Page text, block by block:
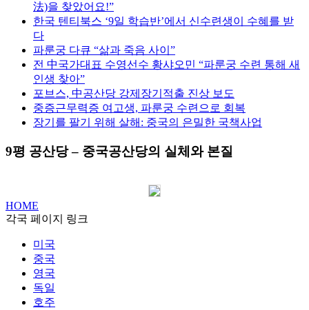
法)을 찾았어요!”
한국 텐티북스 ‘9일 학습반’에서 신수련생이 수혜를 받
다
파룬궁 다큐 “삶과 죽음 사이”
전 中국가대표 수영선수 황샤오민 “파룬궁 수련 통해 새
인생 찾아”
포브스, 中공산당 강제장기적출 진상 보도
중증근무력증 여고생, 파룬궁 수련으로 회복
장기를 팔기 위해 살해: 중국의 은밀한 국책사업
9평 공산당 – 중국공산당의 실체와 본질
HOME
각국 페이지 링크
미국
중국
영국
독일
호주